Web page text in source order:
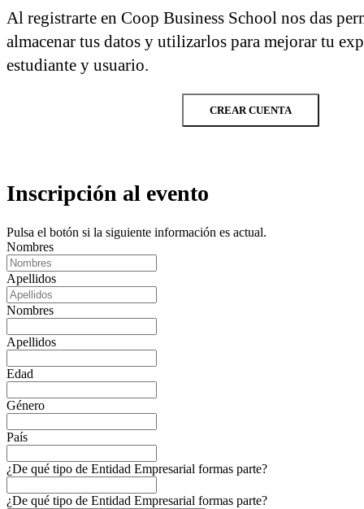
Al registrarte en Coop Business School nos das
almacenar tus datos y utilizarlos para mejorar tu
estudiante y usuario.
CREAR CUENTA
Inscripción al evento
Pulsa el botón si la siguiente información es actual.
Nombres
Apellidos
Nombres
Apellidos
Edad
Género
País
¿De qué tipo de Entidad Empresarial formas parte?
¿De qué tipo de Entidad Empresarial formas parte?